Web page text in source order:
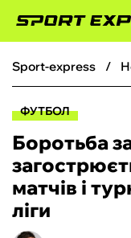
ФУТБОЛ
БОКС
ХОКЕЙ
sport-express
ФУТБОЛ
Боротьба
матчів і
ліги